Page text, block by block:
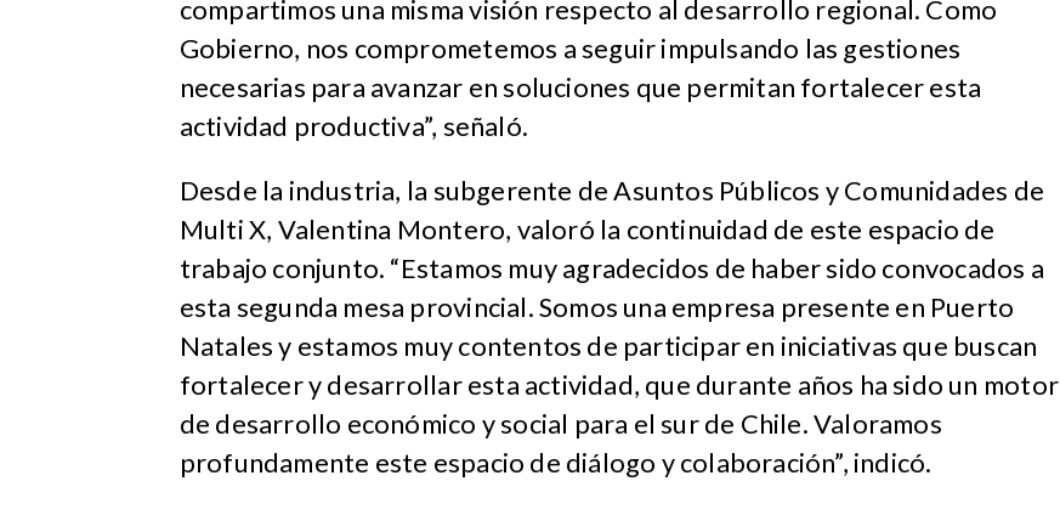
compartimos una misma visión respecto al desarrollo regional. Como
Gobierno, nos comprometemos a seguir impulsando las gestiones
necesarias para avanzar en soluciones que permitan fortalecer esta
actividad productiva”, señaló.
Desde la industria, la subgerente de Asuntos Públicos y Comunidades de
Multi X, Valentina Montero, valoró la continuidad de este espacio de
trabajo conjunto. “Estamos muy agradecidos de haber sido convocados a
esta segunda mesa provincial. Somos una empresa presente en Puerto
Natales y estamos muy contentos de participar en iniciativas que buscan
fortalecer y desarrollar esta actividad, que durante años ha sido un motor
de desarrollo económico y social para el sur de Chile. Valoramos
profundamente este espacio de diálogo y colaboración”, indicó.